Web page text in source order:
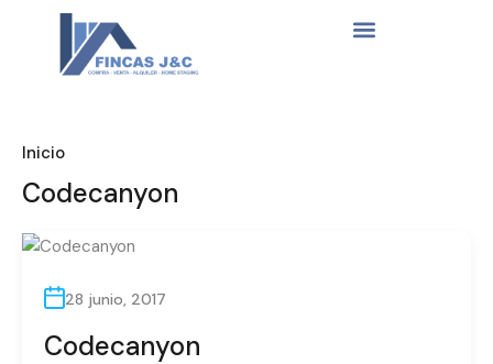
Inicio
Codecanyon
28 junio, 2017
Codecanyon